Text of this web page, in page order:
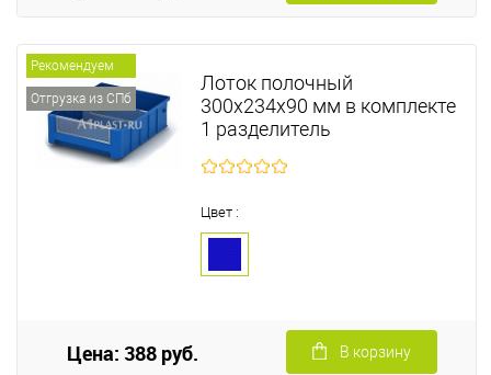
Рекомендуем
Отгрузка из СПб
Лоток полочный
300х234х90 мм в комплекте
1 разделитель
Цвет :
Цена: 388 руб. В корзину